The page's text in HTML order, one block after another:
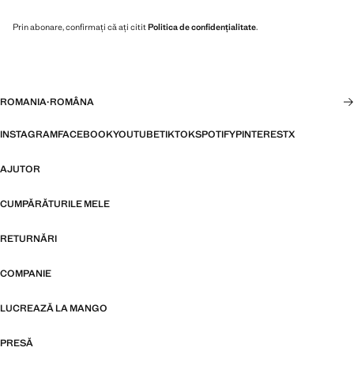
Prin abonare, confirmați că ați cititPolitica de confidențialitate.
ROMANIA·ROMÂNA
INSTAGRAMFACEBOOKYOUTUBETIKTOKSPOTIFYPINTERESTX
AJUTOR
CUMPĂRĂTURILE MELE
RETURNĂRI
COMPANIE
LUCREAZĂ LA MANGO
PRESĂ